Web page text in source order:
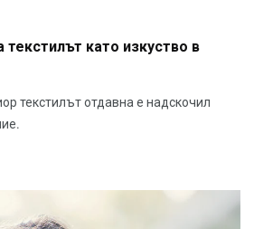
текстилът като изкуство в
текстилът отдавна е надскочил